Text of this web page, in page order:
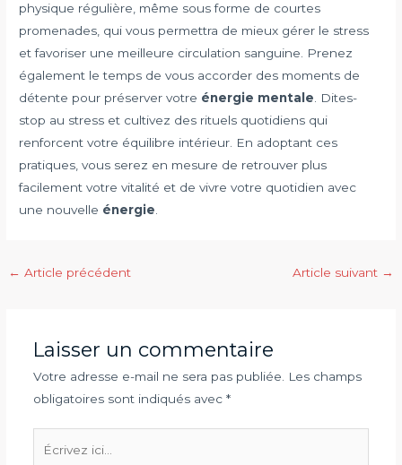
physique régulière, même sous forme de courtes
promenades, qui vous permettra de mieux gérer le stress
et favoriser une meilleure circulation sanguine. Prenez
également le temps de vous accorder des moments de
détente pour préserver votre énergie mentale . Dites-
stop au stress et cultivez des rituels quotidiens qui
renforcent votre équilibre intérieur. En adoptant ces
pratiques, vous serez en mesure de retrouver plus
facilement votre vitalité et de vivre votre quotidien avec
une nouvelle énergie
Navigation
← Article précédent Article suivant →
Laisser un commentaire
Votre adresse e-mail ne sera pas publiée.
Les champs
obligatoires sont indiqués avec *